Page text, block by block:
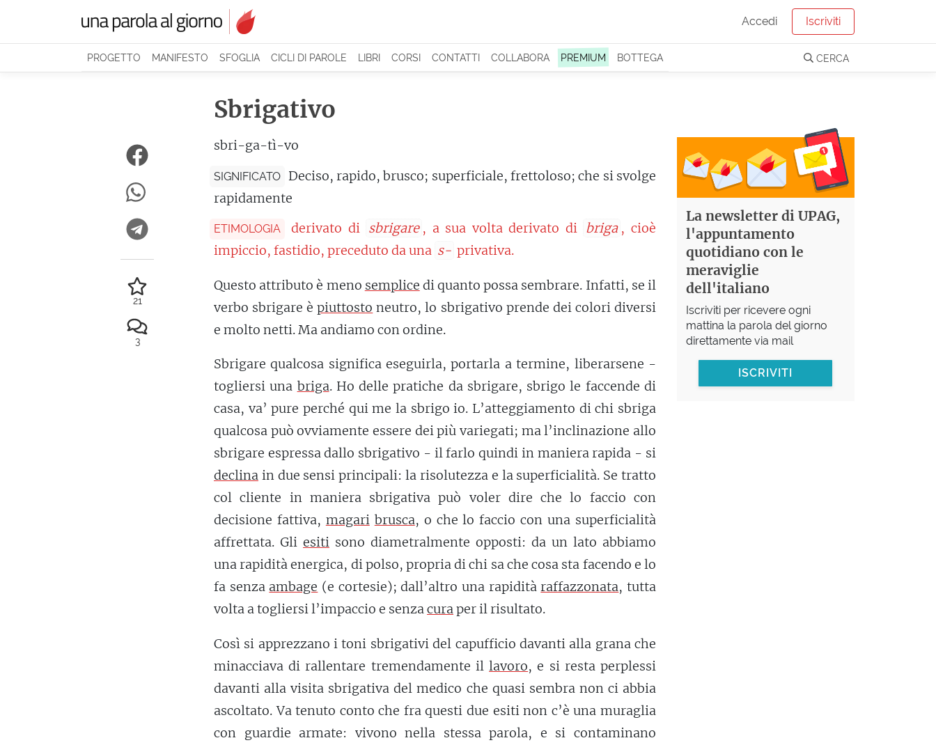
Accedi Iscriviti
PROGETTO MANIFESTO SFOGLIA CICLI DI PAROLE LIBRI CORSI CONTATTI COLLABORA PREMIUM BOTTEGA CERCA
Sbrigativo
sbri-ga-tì-vo
SIGNIFICATO
Deciso, rapido, brusco; superficiale, frettoloso; che si svolge
rapidamente
ETIMOLOGIA derivato di sbrigare , a sua volta derivato di briga , cioè
impiccio, fastidio, preceduto da una s- privativa.
Questo attributo è meno semplice di quanto possa sembrare. Infatti, se il
verbo sbrigare èpiuttosto neutro, lo sbrigativo prende dei colori diversi
e molto netti. Ma andiamo con ordine.
Sbrigare qualcosa significa eseguirla, portarla a termine, liberarsene -
togliersi una briga. Ho delle pratiche da sbrigare, sbrigo le faccende di
casa, va’ pure perché qui me la sbrigo io. L’atteggiamento di chi sbriga
qualcosa può ovviamente essere dei più variegati; ma l’inclinazione allo
sbrigare espressa dallo sbrigativo - il farlo quindi in maniera rapida - si
declina in due sensi principali: la risolutezza e la superficialità. Se tratto
col cliente in maniera sbrigativa può voler dire che lo faccio con
decisione fattiva, magari brusca, o che lo faccio con una superficialità
affrettata. Gli esiti sono diametralmente opposti: da un lato abbiamo
una rapidità energica, di polso, propria di chi sa che cosa sta facendo e lo
fa senza ambage (e cortesie); dall’altro una rapiditàraffazzonata, tutta
volta a togliersi l’impaccio e senzacuraper il risultato.
Così si apprezzano i toni sbrigativi del capufficio davanti alla grana che
minacciava di rallentare tremendamente illavoro, e si resta perplessi
davanti alla visita sbrigativa del medico che quasi sembra non ci abbia
ascoltato. Va tenuto conto che fra questi due esiti non c’è una muraglia
con guardie armate: vivono nella stessa parola, e si contaminano
21
3
La newsletter di UPAG,
l'appuntamento
quotidiano con le
meraviglie
dell'italiano
Iscriviti per ricevere ogni
mattina la parola del giorno
direttamente via mail
ISCRIVITI